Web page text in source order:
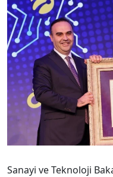
Sanayi ve Teknoloji